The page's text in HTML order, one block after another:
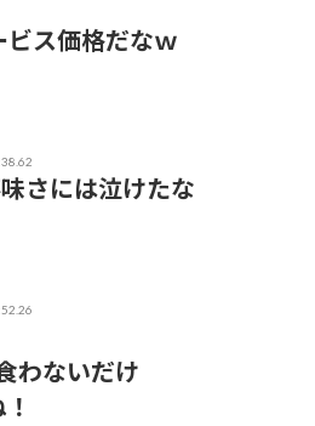
ス価格だなｗ
さには泣けたな
わないだけ